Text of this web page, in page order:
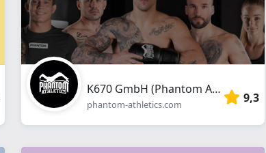
K670 GmbH (Phantom Athletics)
phantom-athletics.com 9,3